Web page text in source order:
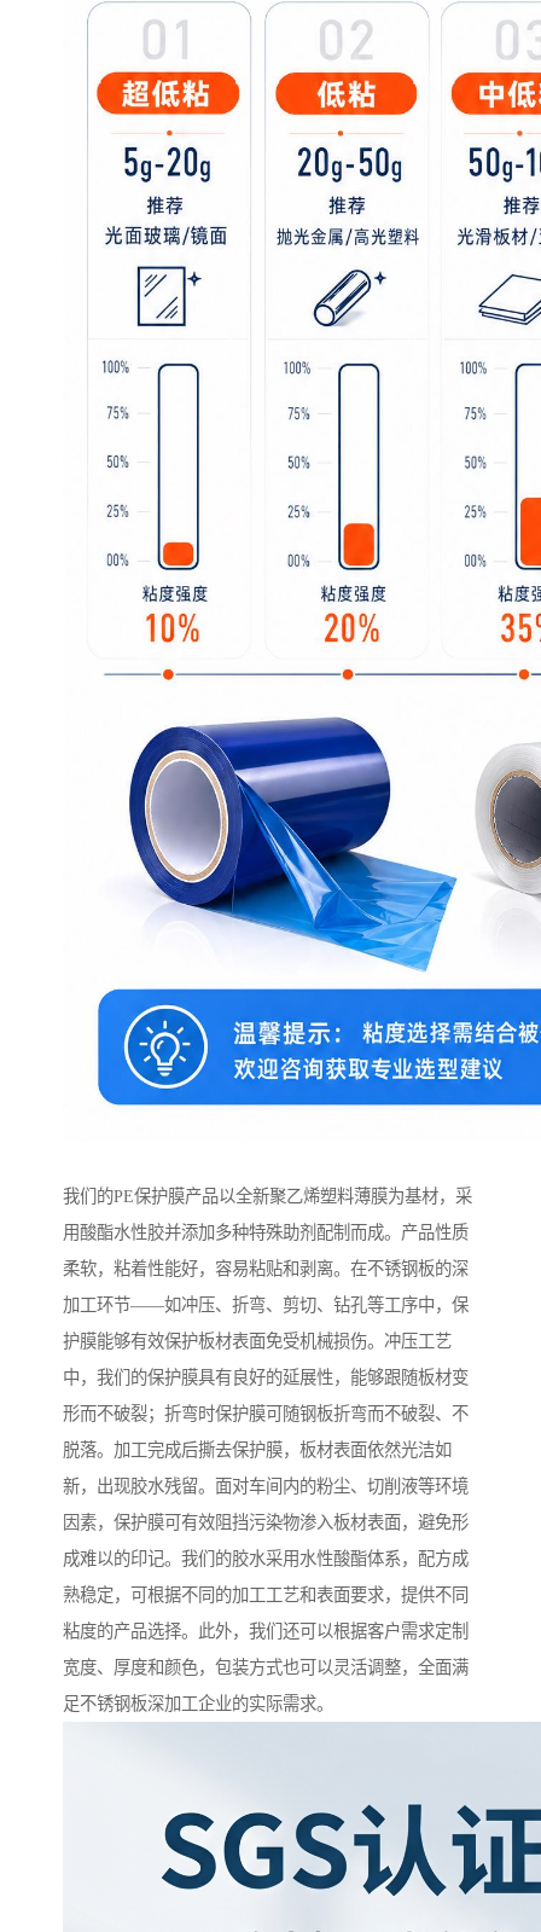
我们的PE保护膜产品以全新聚乙烯塑料薄膜为基材，采
用酸酯水性胶并添加多种特殊助剂配制而成。产品性质
柔软，粘着性能好，容易粘贴和剥离。在不锈钢板的深
加工环节——如冲压、折弯、剪切、钻孔等工序中，保
护膜能够有效保护板材表面免受机械损伤。冲压工艺
中，我们的保护膜具有良好的延展性，能够跟随板材变
形而不破裂；折弯时保护膜可随钢板折弯而不破裂、不
脱落。加工完成后撕去保护膜，板材表面依然光洁如
新，出现胶水残留。面对车间内的粉尘、切削液等环境
因素，保护膜可有效阻挡污染物渗入板材表面，避免形
成难以的印记。我们的胶水采用水性酸酯体系，配方成
熟稳定，可根据不同的加工工艺和表面要求，提供不同
粘度的产品选择。此外，我们还可以根据客户需求定制
宽度、厚度和颜色，包装方式也可以灵活调整，全面满
足不锈钢板深加工企业的实际需求。